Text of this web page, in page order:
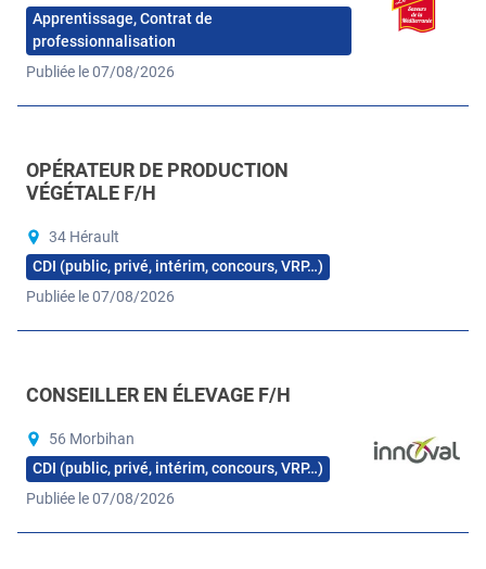
Apprentissage, Contrat de
professionnalisation
Publiée le 07/08/2026
OPÉRATEUR DE PRODUCTION
VÉGÉTALE F/H
34 Hérault
CDI (public, privé, intérim, concours, VRP…)
Publiée le 07/08/2026
CONSEILLER EN ÉLEVAGE F/H
56 Morbihan
CDI (public, privé, intérim, concours, VRP…)
Publiée le 07/08/2026